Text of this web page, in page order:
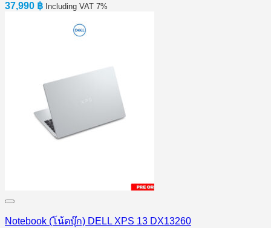
37,990 ฿ Including VAT 7%
Notebook (โน้ตบุ๊ก) DELL XPS 13 DX13260